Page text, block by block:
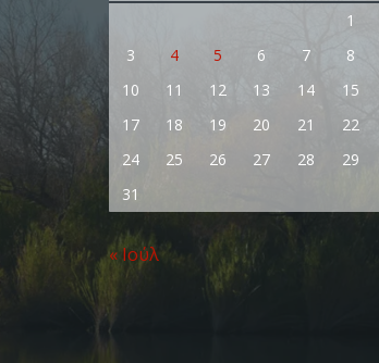
1
3
4 5 6 7 8
10
11 12 13 14 15
17
18 19 20 21 22
24
25 26 27 28 29
31
« Ιούλ